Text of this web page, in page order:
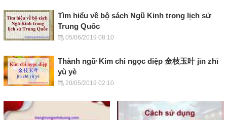
Tìm hiểu về bộ sách Ngũ Kinh trong lịch sử
Trung Quốc
05/06/2019 08:10
Thành ngữ Kim chi ngọc diệp 金枝玉叶 jīn zhī
yù yè
20/05/2019 02:10